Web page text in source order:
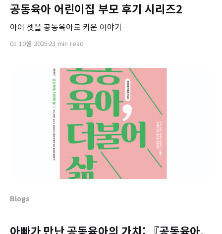
공동육아 어린이집 부모 후기 시리즈2
아이 셋을 공동육아로 키운 이야기
01 10월 2025 23 min read
Blogs
아빠가 만난 공동육아의 가치: 『공동육아,